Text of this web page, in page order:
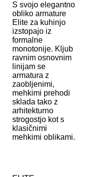
S svojo elegantno
obliko armature
Elite za kuhinjo
izstopajo iz
formalne
monotonije. Kljub
ravnim osnovnim
linijam se
armatura z
zaobljenimi,
mehkimi prehodi
sklada tako z
arhitekturno
strogostjo kot s
klasičnimi
mehkimi oblikami.